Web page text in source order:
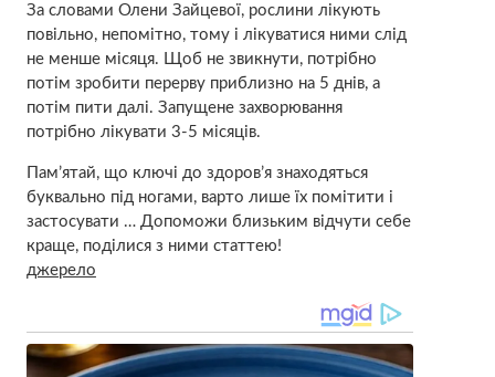
За словами Олени Зайцевої, рослини лікують
повільно, непомітно, тому і лікуватися ними слід
не менше місяця. Щоб не звикнути, потрібно
потім зробити перерву приблизно на 5 днів, а
потім пити далі. Запущене захворювання
потрібно лікувати 3-5 місяців.
Пам’ятай, що ключі до здоров’я знаходяться
буквально під ногами, варто лише їх помітити і
застосувати … Допоможи близьким відчути себе
краще, поділися з ними статтею!
джерело